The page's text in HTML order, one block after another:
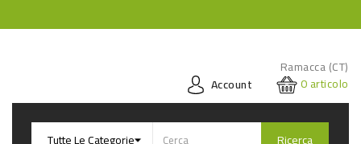
Ramacca (CT)
Account
0articolo
Ricerca